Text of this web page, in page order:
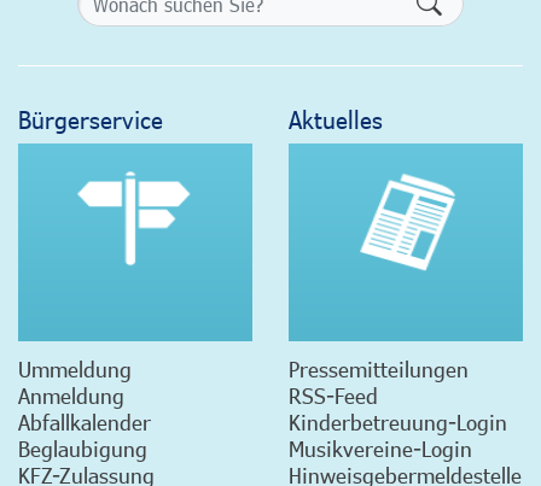
Bürgerservice
Ummeldung
Anmeldung
Abfallkalender
Beglaubigung
KFZ-Zulassung
Aktuelles
Pressemitteilungen
RSS-Feed
Kinderbetreuung-Login
Musikvereine-Login
Hinweisgebermeldestelle